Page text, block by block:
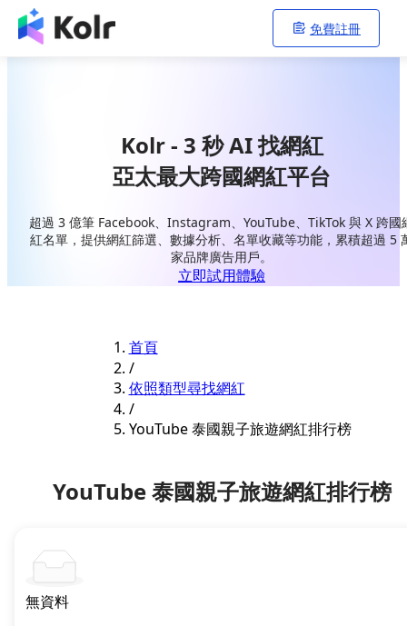
免費註冊
Kolr - 3 秒 AI 找網紅
亞太最大跨國網紅平台
超過 3 億筆 Facebook、Instagram、YouTube、TikTok 與 X 跨國
紅名單，提供網紅篩選、數據分析、名單收藏等功能，累積超過 5
家品牌廣告用戶。
立即試用體驗
首頁
/
依照類型尋找網紅
/
YouTube 泰國親子旅遊網紅排行榜
YouTube 泰國親子旅遊網紅排行榜
無資料